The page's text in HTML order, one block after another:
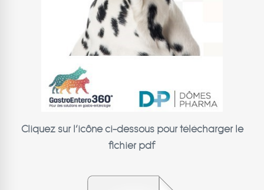
Cliquez sur l’icône ci-dessous pour télécharger le
fichier pdf